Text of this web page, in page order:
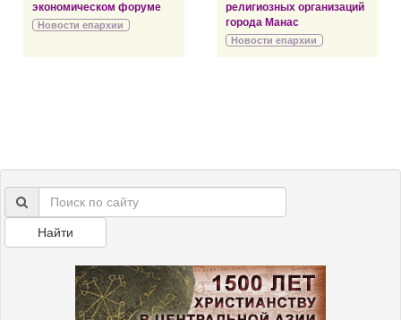
экономическом форуме
Новости епархии
религиозных организаций
города Манас
Новости епархии
Найти